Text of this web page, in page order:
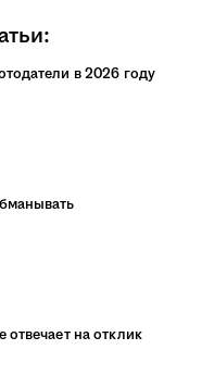
в 2026 году
на отклик